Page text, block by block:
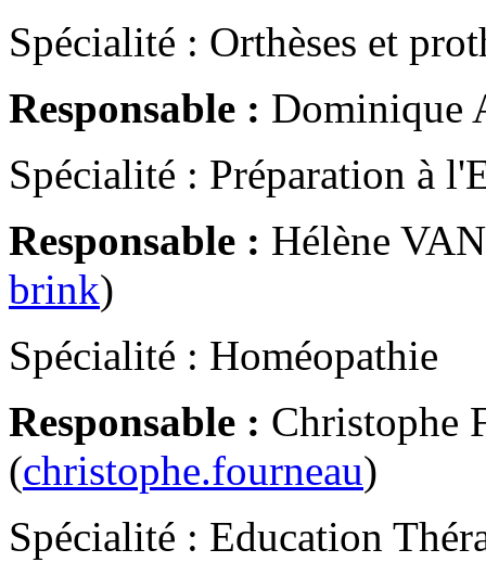
Spécialité : Orthèses et
Responsable : Dominique
Spécialité : Préparation à
Responsable : Hélène
brink)
Spécialité : Homéopathie
Responsable : Christophe
(christophe.fourneau)
Spécialité : Education